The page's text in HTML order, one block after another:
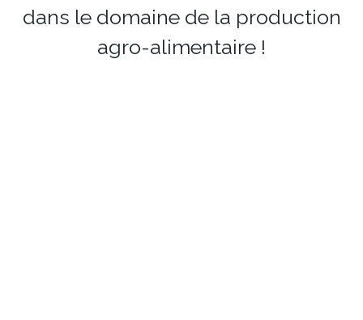
dans le domaine de la production
agro-alimentaire !